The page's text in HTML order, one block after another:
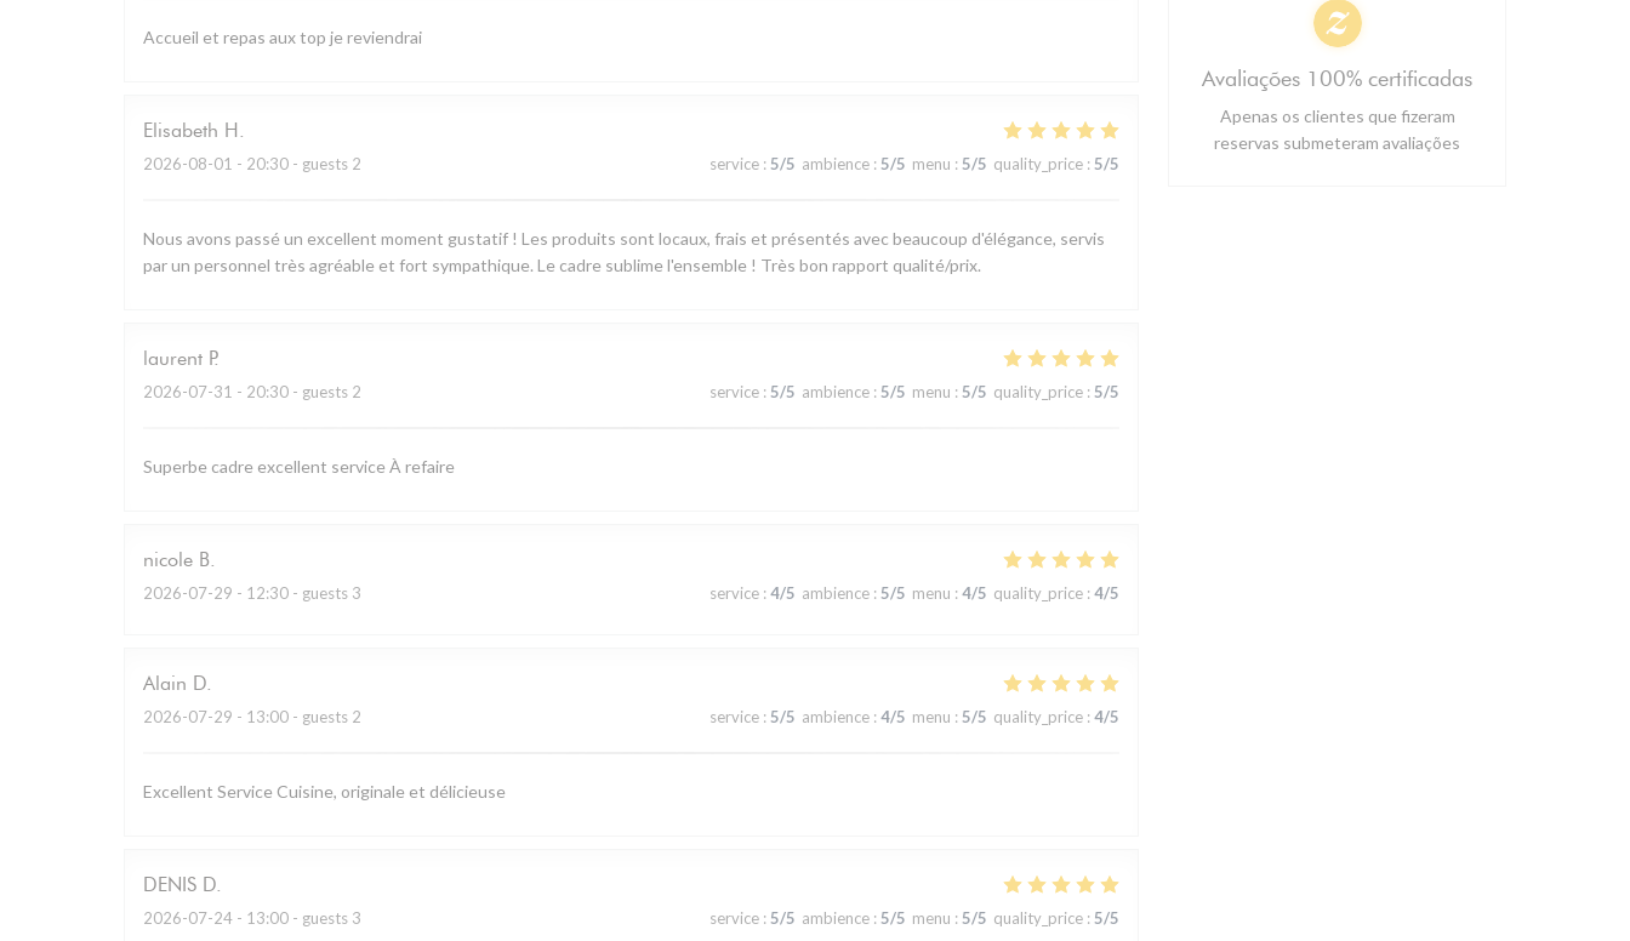
Accueil et repas aux top je reviendrai
Elisabeth H
2026-08-01 - 20:30 - guests 2 service : 5/5 ambience : 5/5 menu : 5/5 quality_price : 5/5
Nous avons passé un excellent moment gustatif ! Les produits sont locaux, frais et présentés avec beaucoup d'élégance, servis
par un personnel très agréable et fort sympathique. Le cadre sublime l'ensemble ! Très bon rapport qualité/prix.
laurent P
2026-07-31 - 20:30 - guests 2 service : 5/5 ambience : 5/5 menu : 5/5 quality_price : 5/5
Superbe cadre excellent service À refaire
nicole B
2026-07-29 - 12:30 - guests 3 service : 4/5 ambience : 5/5 menu : 4/5 quality_price : 4/5
Alain D
2026-07-29 - 13:00 - guests 2 service : 5/5 ambience : 4/5 menu : 5/5 quality_price : 4/5
Excellent Service Cuisine, originale et délicieuse
DENIS D
2026-07-24 - 13:00 - guests 3 service : 5/5 ambience : 5/5 menu : 5/5 quality_price : 5/5
Avaliações 100% certificadas
Apenas os clientes que fizeram
reservas submeteram avaliações